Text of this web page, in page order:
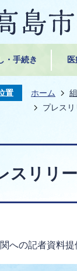
・手続き
置 ホーム
プレス
スリリ
への記者資料